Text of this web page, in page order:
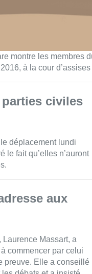
montre les membres
à la cour
parties civiles
déplacement lundi
le fait qu’elles n’auront
aux
Laurence Massart, a
à commencer par celui
preuve. Elle a conseillé